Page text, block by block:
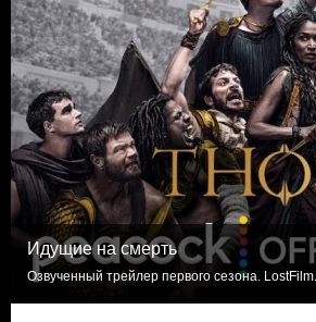
Идущие на смерть
Озвученный трейлер первого сезона.